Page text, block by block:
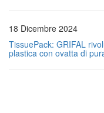
18 Dicembre 2024
TissuePack: GRIFAL
plastica con ovatta di